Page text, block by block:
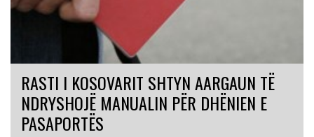
RASTI I KOSOVARIT SHTYN AARGAUN TË
NDRYSHOJË MANUALIN PËR DHËNIEN E
PASAPORTËS